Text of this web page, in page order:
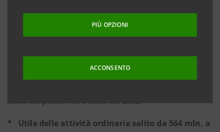
PIÙ OPZIONI
ACCONSENTO
* Risultato di gestione in crescita del 34%
Risultati consolidati dei primi nove mesi:
mln. dei primi nove mesi del 2002
* Utile delle attività ordinarie salito da 564 mln. a